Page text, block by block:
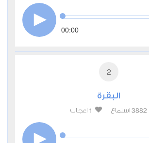
00:00
2
البقرة
3882 استماع 1 اعجاب